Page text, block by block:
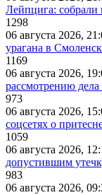
Лейпцига: собрали
1298
06 августа 2026,
урагана в
1169
06 августа 2026,
рассмотрению
973
06 августа 2026,
соцсетях о
1059
06 августа 2026,
допустившим
983
06 августа 2026,